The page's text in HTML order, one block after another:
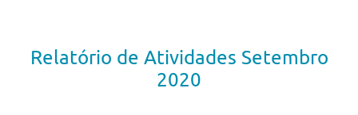
Relatório de Atividades Setembro
2020